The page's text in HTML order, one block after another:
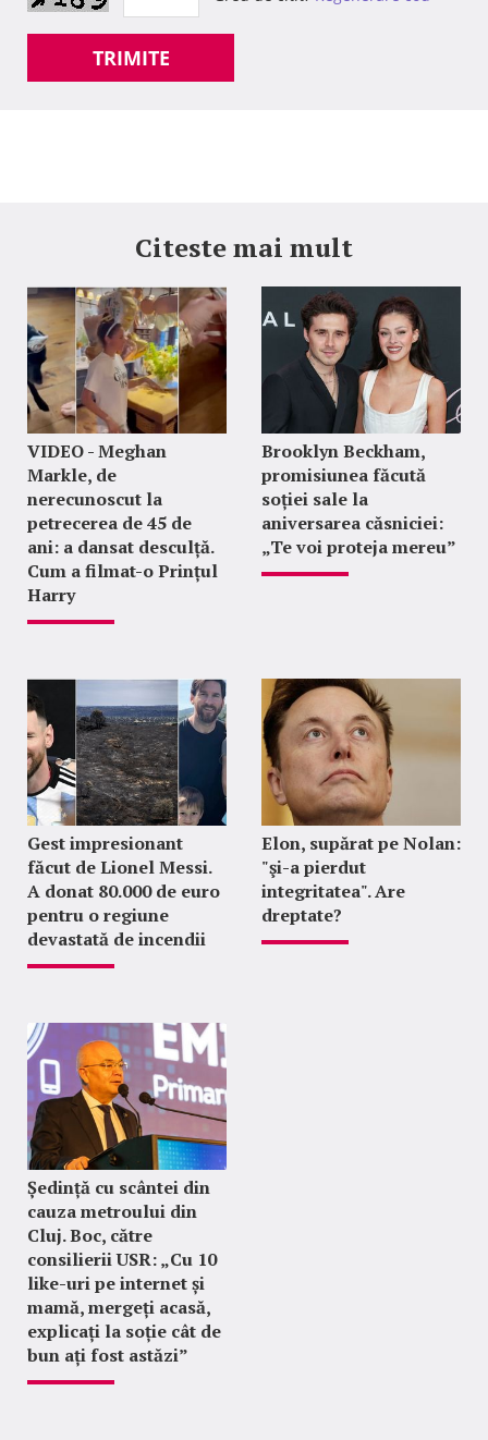
TRIMITE
Citeste mai mult
VIDEO - Meghan
Markle, de
nerecunoscut la
petrecerea de 45 de
ani: a dansat desculță.
Cum a filmat-o Prințul
Harry
Brooklyn Beckham,
promisiunea făcută
soției sale la
aniversarea căsniciei:
„Te voi proteja mereu”
Gest impresionant
făcut de Lionel Messi.
A donat 80.000 de euro
pentru o regiune
devastată de incendii
Elon, supărat pe Nolan:
"şi-a pierdut
integritatea". Are
dreptate?
Ședință cu scântei din
cauza metroului din
Cluj. Boc, către
consilierii USR: „Cu 10
like-uri pe internet și
mamă, mergeți acasă,
explicați la soție cât de
bun ați fost astăzi”